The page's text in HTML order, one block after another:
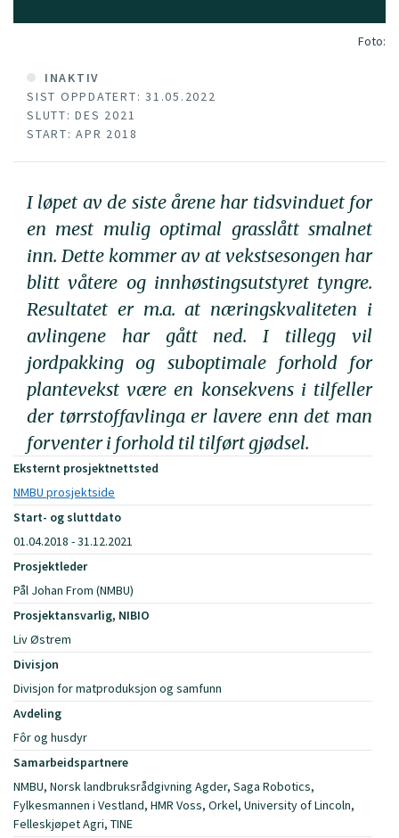
Foto:
INAKTIV
SIST OPPDATERT: 31.05.2022
SLUTT: DES 2021
START: APR 2018
I løpet av de siste årene har tidsvinduet for
en mest mulig optimal grasslått smalnet
inn. Dette kommer av at vekstsesongen har
blitt våtere og innhøstingsutstyret tyngre.
Resultatet er m.a. at næringskvaliteten i
avlingene har gått ned. I tillegg vil
jordpakking og suboptimale forhold for
plantevekst være en konsekvens i tilfeller
der tørrstoffavlinga er lavere enn det man
forventer i forhold til tilført gjødsel.
Eksternt prosjektnettsted
NMBU prosjektside
Start- og sluttdato
01.04.2018 - 31.12.2021
Prosjektleder
Pål Johan From (NMBU)
Prosjektansvarlig, NIBIO
Liv Østrem
Divisjon
Divisjon for matproduksjon og samfunn
Avdeling
Fôr og husdyr
Samarbeidspartnere
NMBU, Norsk landbruksrådgivning Agder, Saga Robotics,
Fylkesmannen i Vestland, HMR Voss, Orkel, University of Lincoln,
Felleskjøpet Agri, TINE